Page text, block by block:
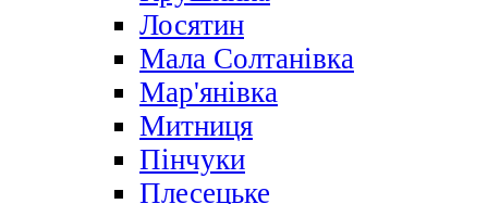
Лосятин
Мала Солтанівка
Мар'янівка
Митниця
Пінчуки
Плесецьке